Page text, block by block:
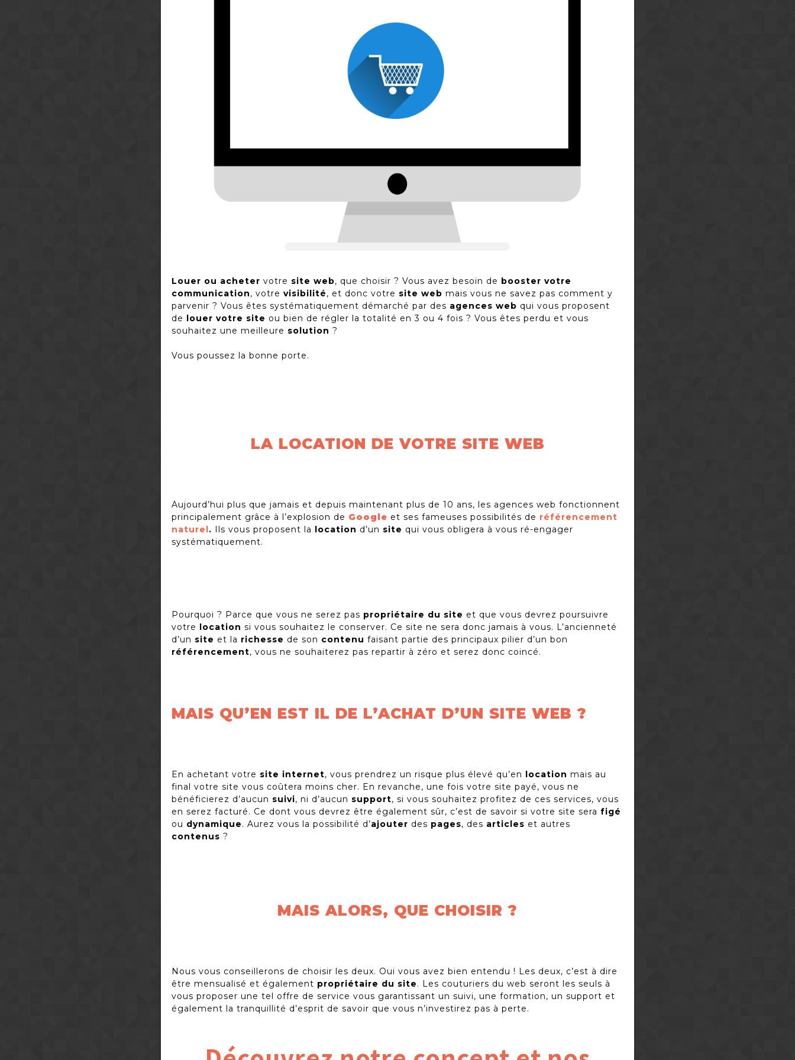
Louer ou acheter votre site web, que choisir ? Vous avez besoin de booster votre
communication, votre visibilité, et donc votre site web mais vous ne savez pas comment y
parvenir ? Vous êtes systématiquement démarché par des agences web qui vous proposent
de louer votre site ou bien de régler la totalité en 3 ou 4 fois ? Vous êtes perdu et vous
souhaitez une meilleure solution ?
Vous poussez la bonne porte.
LA LOCATION DE VOTRE SITE WEB
Aujourd’hui plus que jamais et depuis maintenant plus de 10 ans, les agences web fonctionnent
principalement grâce à l’explosion de Google et ses fameuses possibilités de référencement
naturel. Ils vous proposent la location d’un site qui vous obligera à vous ré-engager
systématiquement.
Pourquoi ? Parce que vous ne serez pas propriétaire du site et que vous devrez poursuivre
votre location si vous souhaitez le conserver. Ce site ne sera donc jamais à vous. L’ancienneté
d’un site et la richesse de son contenu faisant partie des principaux pilier d’un bon
référencement, vous ne souhaiterez pas repartir à zéro et serez donc coincé.
MAIS QU’EN EST IL DE L’ACHAT D’UN SITE WEB ?
En achetant votre site internet, vous prendrez un risque plus élevé qu’en location mais au
final votre site vous coûtera moins cher. En revanche, une fois votre site payé, vous ne
bénéficierez d’aucun suivi, ni d’aucun support, si vous souhaitez profitez de ces services, vous
en serez facturé. Ce dont vous devrez être également sûr, c’est de savoir si votre site sera figé
ou dynamique. Aurez vous la possibilité d’ajouter des pages, des articles et autres
contenus ?
MAIS ALORS, QUE CHOISIR ?
Nous vous conseillerons de choisir les deux. Oui vous avez bien entendu ! Les deux, c’est à dire
être mensualisé et également propriétaire du site. Les couturiers du web seront les seuls à
vous proposer une tel offre de service vous garantissant un suivi, une formation, un support et
également la tranquillité d’esprit de savoir que vous n’investirez pas à perte.